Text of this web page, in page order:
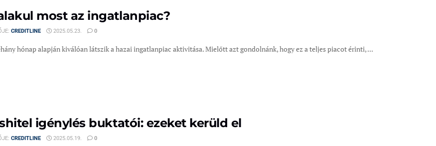
most az ingatlanpiac?
CREDITLINE 2025.05.23. 0
hónap alapján kiválóan látszik a hazai ingatlanpiac aktivitása. Mielőtt azt gondolnánk, hogy ez a teljes piacot érinti, ...
igénylés buktatói: ezeket kerüld el
CREDITLINE 2025.05.19. 0